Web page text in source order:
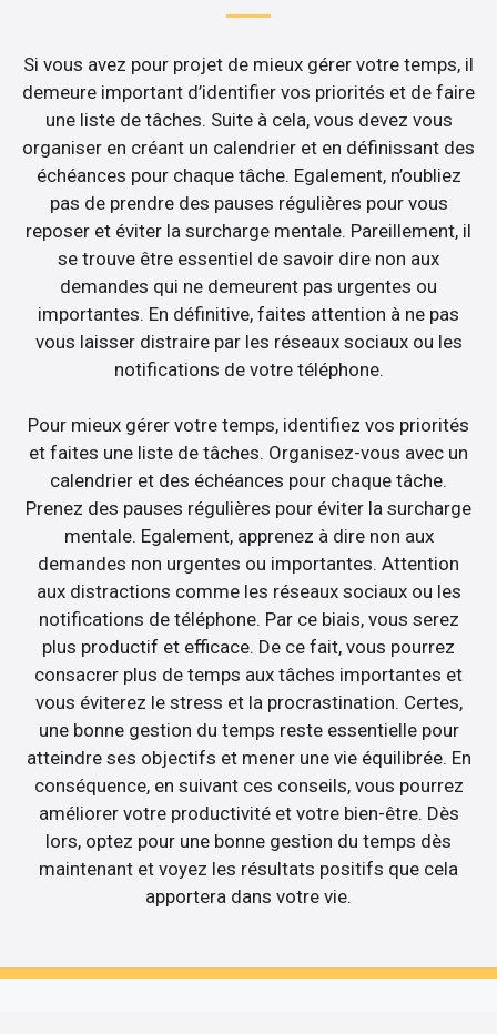
Si vous avez pour projet de mieux gérer votre temps, il
demeure important d’identifier vos priorités et de faire
une liste de tâches. Suite à cela, vous devez vous
organiser en créant un calendrier et en définissant des
échéances pour chaque tâche. Egalement, n’oubliez
pas de prendre des pauses régulières pour vous
reposer et éviter la surcharge mentale. Pareillement, il
se trouve être essentiel de savoir dire non aux
demandes qui ne demeurent pas urgentes ou
importantes. En définitive, faites attention à ne pas
vous laisser distraire par les réseaux sociaux ou les
notifications de votre téléphone.
Pour mieux gérer votre temps, identifiez vos priorités
et faites une liste de tâches. Organisez-vous avec un
calendrier et des échéances pour chaque tâche.
Prenez des pauses régulières pour éviter la surcharge
mentale. Egalement, apprenez à dire non aux
demandes non urgentes ou importantes. Attention
aux distractions comme les réseaux sociaux ou les
notifications de téléphone. Par ce biais, vous serez
plus productif et efficace. De ce fait, vous pourrez
consacrer plus de temps aux tâches importantes et
vous éviterez le stress et la procrastination. Certes,
une bonne gestion du temps reste essentielle pour
atteindre ses objectifs et mener une vie équilibrée. En
conséquence, en suivant ces conseils, vous pourrez
améliorer votre productivité et votre bien-être. Dès
lors, optez pour une bonne gestion du temps dès
maintenant et voyez les résultats positifs que cela
apportera dans votre vie.